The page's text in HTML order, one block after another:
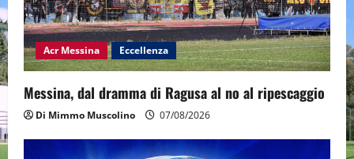
Acr Messina Eccellenza
Messina, dal dramma di Ragusa al no al ripescaggio
Di Mimmo Muscolino 07/08/2026